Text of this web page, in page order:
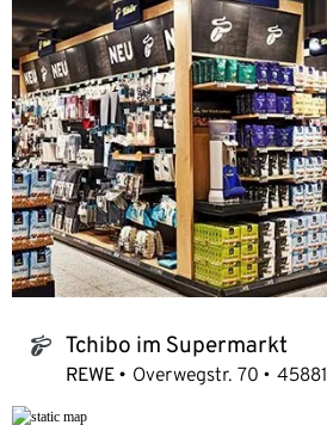
tchibo_logo Tchibo im Supermarkt
REWE Overwegstr. 70 45881